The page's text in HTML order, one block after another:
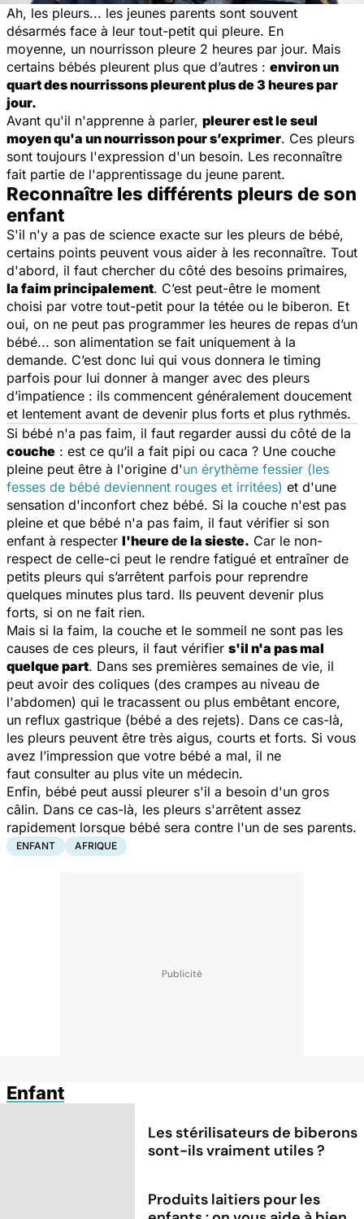
Ah, les pleurs... les jeunes parents sont souvent
désarmés face à leur tout-petit qui pleure. En
moyenne, un nourrisson pleure 2 heures par jour. Mais
certains bébés pleurent plus que d’autres : environ un
quart des nourrissons pleurent plus de 3 heures par
jour.
Avant qu'il n'apprenne à parler, pleurer est le seul
moyen qu'a un nourrisson pour s’exprimer. Ces pleurs
sont toujours l'expression d'un besoin. Les reconnaître
fait partie de l'apprentissage du jeune parent.
Reconnaître les différents pleurs de son
enfant
S'il n'y a pas de science exacte sur les pleurs de bébé,
certains points peuvent vous aider à les reconnaître. Tout
d'abord, il faut chercher du côté des besoins primaires,
la faim principalement. C’est peut-être le moment
choisi par votre tout-petit pour la tétée ou le biberon. Et
oui, on ne peut pas programmer les heures de repas d’un
bébé... son alimentation se fait uniquement à la
demande. C’est donc lui qui vous donnera le timing
parfois pour lui donner à manger avec des pleurs
d’impatience : ils commencent généralement doucement
et lentement avant de devenir plus forts et plus rythmés.
Si bébé n'a pas faim, il faut regarder aussi du côté de la
couche : est ce qu’il a fait pipi ou caca ? Une couche
pleine peut être à l'origine d'un érythème fessier (les
fesses de bébé deviennent rouges et irritées) et d'une
sensation d'inconfort chez bébé. Si la couche n'est pas
pleine et que bébé n'a pas faim, il faut vérifier si son
enfant à respecter l'heure de la sieste. Car le non-
respect de celle-ci peut le rendre fatigué et entraîner de
petits pleurs qui s’arrêtent parfois pour reprendre
quelques minutes plus tard. Ils peuvent devenir plus
forts, si on ne fait rien.
Mais si la faim, la couche et le sommeil ne sont pas les
causes de ces pleurs, il faut vérifier s'il n'a pas mal
quelque part. Dans ses premières semaines de vie, il
peut avoir des coliques (des crampes au niveau de
l'abdomen) qui le tracassent ou plus embêtant encore,
un reflux gastrique (bébé a des rejets). Dans ce cas-là,
les pleurs peuvent être très aigus, courts et forts. Si vous
avez l’impression que votre bébé a mal, il ne
faut consulter au plus vite un médecin.
Enfin, bébé peut aussi pleurer s'il a besoin d'un gros
câlin. Dans ce cas-là, les pleurs s'arrêtent assez
rapidement lorsque bébé sera contre l'un de ses parents.
ENFANT AFRIQUE
Enfant
Les stérilisateurs de biberons
sont-ils vraiment utiles ?
Produits laitiers pour les